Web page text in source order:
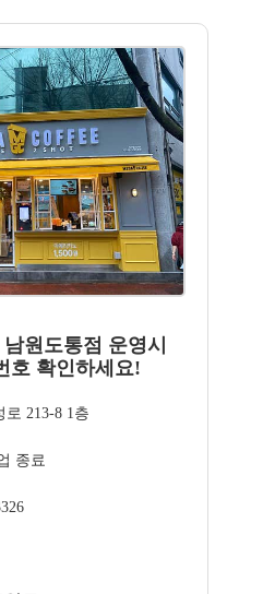
원도통점 운영시
호 확인하세요!
213-8 1층
종료